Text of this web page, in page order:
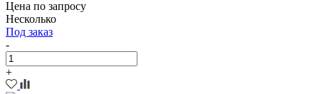
Цена по запросу
Несколько
Под заказ
-
+